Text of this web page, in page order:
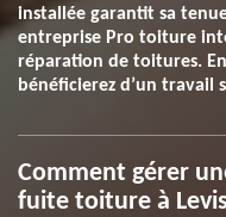
installée garantit sa
entreprise Pro toiture
réparation de toitures.
bénéficierez d’un travail
Comment gérer
fuite toiture à